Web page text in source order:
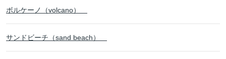
ボルケーノ（volcano）
サンドビーチ（sand beach）